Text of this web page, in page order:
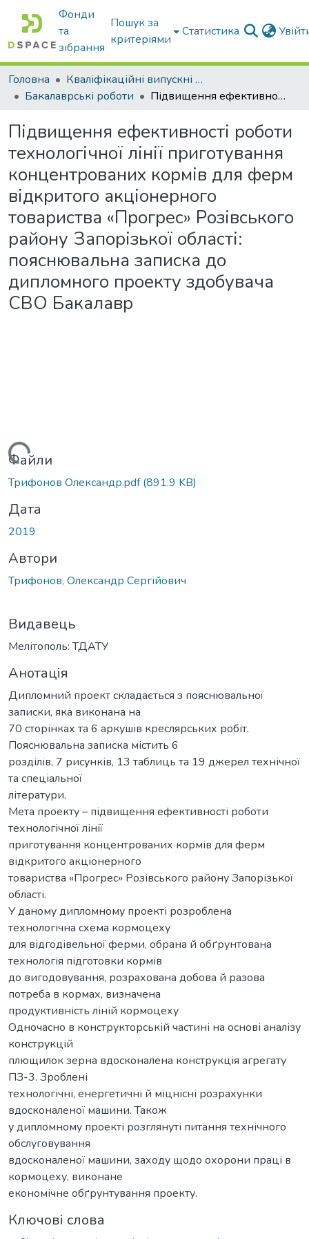
Фонди
та
зібрання
Пошук за
критеріями
Статистика
Головна
Кваліфікаційні випускні роботи бакалаврів і магістрів
Бакалаврські роботи
Підвищення ефективності роботи технологічної лінії приготування концентрованих кормів для ферм відкритого акціонерного товариства «Прогрес» Розівського району Запорізької області: пояснювальна записка до дипломного проекту здобувача СВО Бакалавр
Підвищення ефективності роботи
технологічної лінії приготування
концентрованих кормів для ферм
відкритого акціонерного
товариства «Прогрес» Розівського
району Запорізької області:
пояснювальна записка до
дипломного проекту здобувача
СВО Бакалавр
Файли
Трифонов Олександр.pdf(891.9 KB)
Дата
2019
Автори
Трифонов, Олександр Сергійович
Видавець
Мелітополь: ТДАТУ
Анотація
Дипломний проект складається з пояснювальної
записки, яка виконана на
70 сторінках та 6 аркушів креслярських робіт.
Пояснювальна записка містить 6
розділів, 7 рисунків, 13 таблиць та 19 джерел технічної
та спеціальної
літератури.
Мета проекту – підвищення ефективності роботи
технологічної лінії
приготування концентрованих кормів для ферм
відкритого акціонерного
товариства «Прогрес» Розівського району Запорізької
області.
У даному дипломному проекті розроблена
технологічна схема кормоцеху
для відгодівельної ферми, обрана й обґрунтована
технологія підготовки кормів
до вигодовування, розрахована добова й разова
потреба в кормах, визначена
продуктивність ліній кормоцеху
Одночасно в конструкторській частині на основі аналізу
конструкцій
плющилок зерна вдосконалена конструкція агрегату
ПЗ-3. Зроблені
технологічні, енергетичні й міцнісні розрахунки
вдосконаленої машини. Також
у дипломному проекті розглянуті питання технічного
обслуговування
вдосконаленої машини, заходу щодо охорони праці в
кормоцеху, виконане
економічне обґрунтування проекту.
Ключові слова